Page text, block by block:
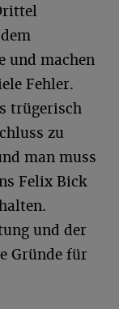
und machen
Fehler.
trügerisch
zu
man muss
Felix Bick
und der
Gründe für